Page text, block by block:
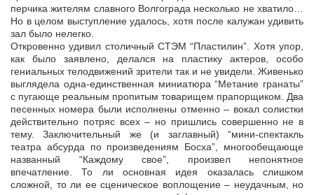
перчика жителям славного Волгограда несколько не хватило…
Но в целом выступление удалось, хотя после калужан удивить
зал было нелегко.
Откровенно удивил столичный СТЭМ “Пластилин”. Хотя упор,
как было заявлено, делался на пластику актеров, особо
гениальных телодвижений зрители так и не увидели. Живенько
выглядела одна-единственная миниатюра “Метание гранаты”
с пугающе реальным пропитым товарищем прапорщиком. Два
песенных номера были исполнены отменно – вокал солистки
действительно потряс всех – но пришлись совершенно не в
тему. Заключительный же (и заглавный) “мини-спектакль
театра абсурда по произведениям Босха”, многообещающе
названный “Каждому свое”, произвел непонятное
впечатление. То ли основная идея оказалась слишком
сложной, то ли ее сценическое воплощение – неудачным, но